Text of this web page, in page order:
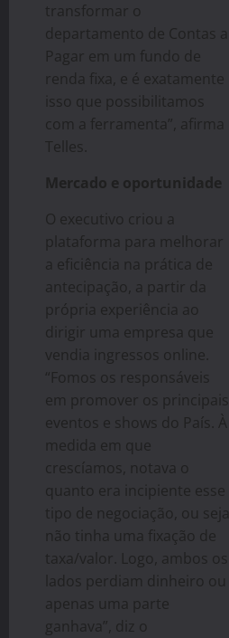
transformar o
departamento de Contas a
Pagar em um fundo de
renda fixa, e é exatamente
isso que possibilitamos
com a ferramenta”, afirma
Telles.
Mercado e oportunidade
O executivo criou a
plataforma para melhorar
a eficiência na prática de
antecipação, a partir da
própria experiência ao
dirigir uma empresa que
vendia ingressos online.
“Fomos os responsáveis
em promover os principais
eventos e shows do País. À
medida em que
crescíamos, notava o
quanto era incipiente esse
tipo de negociação, ou seja,
não tinha uma fixação de
taxa/valor. Logo, ambos os
lados perdiam dinheiro ou
apenas uma parte
ganhava”, diz o